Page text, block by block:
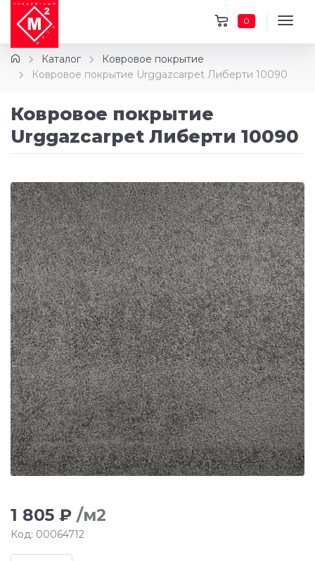
0
Каталог
Ковровое покрытие
Ковровое покрытие Urggazcarpet Либерти 10090
Ковровое покрытие
Urggazcarpet Либерти 10090
1 805 ₽ /м2
Код: 00064712